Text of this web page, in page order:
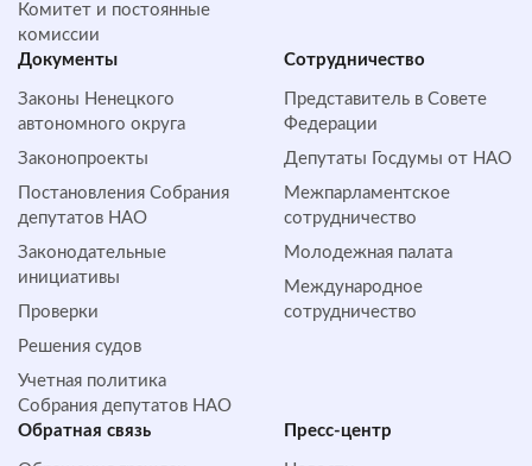
Комитет и постоянные
комиссии
Документы
Законы Ненецкого
автономного округа
Законопроекты
Постановления Собрания
депутатов НАО
Законодательные
инициативы
Проверки
Решения судов
Учетная политика
Собрания депутатов НАО
Сотрудничество
Представитель в Совете
Федерации
Депутаты Госдумы от НАО
Межпарламентское
сотрудничество
Молодежная палата
Международное
сотрудничество
Обратная cвязь Пресс-центр